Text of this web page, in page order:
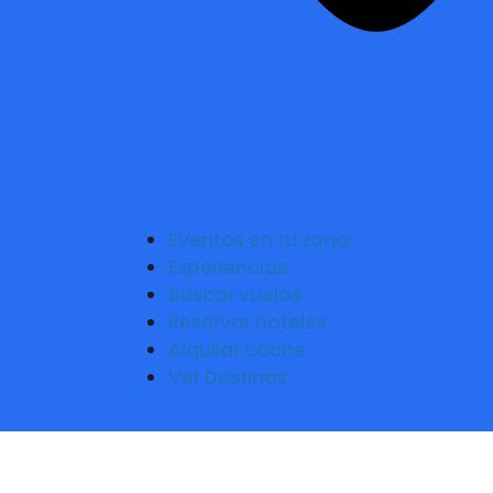
Eventos en tu zona
Experiencias
Buscar vuelos
Reservar hoteles
Alquilar coche
Ver Destinos